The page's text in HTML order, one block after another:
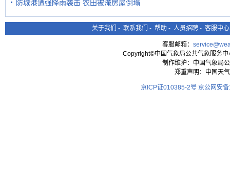
防城港遭强降雨袭击 农田被淹房屋倒塌
关于我们 - 联系我们 - 帮助 - 人员招聘 - 客服中心
客服邮箱：
Copyright©中国气象局公共气象服务
制作维护：中国气象局
郑重声明：中国天
京ICP证010385-2号 京公网安